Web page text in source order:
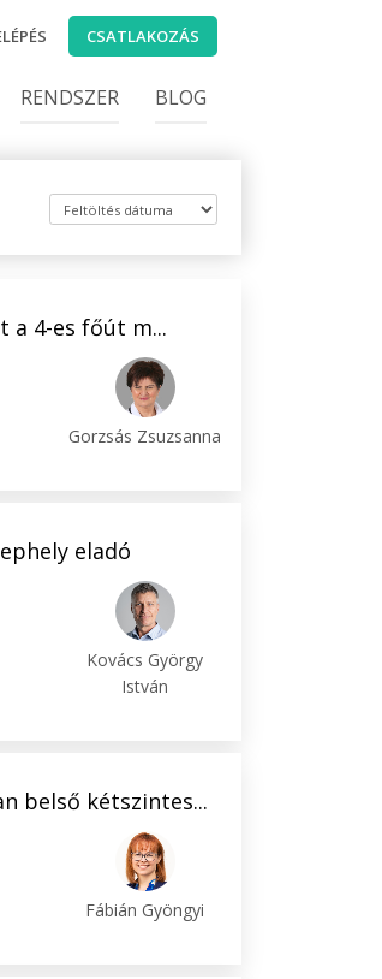
CSATLAKOZÁS
RENDSZER BLOG
a 4-es főút m...
Gorzsás Zsuzsanna
eladó
Kovács György
István
belső kétszintes...
Fábián Gyöngyi